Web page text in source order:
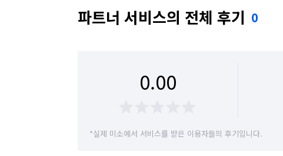
파트너 서비스의 전체 후기 0
0.00
*실제 미소에서 서비스를 받은 이용자들의 후기입니다.